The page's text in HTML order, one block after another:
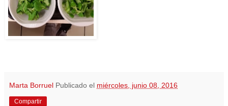
Marta Borruel Publicado el miércoles, junio 08, 2016
Compartir